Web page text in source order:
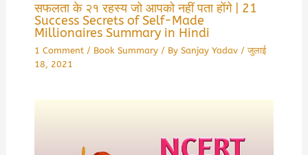
सफलता के २१ रहस्य जो आपको नहीं पता होंगे | 21
Success Secrets of Self-Made
Millionaires Summary in Hindi
1 Comment / Book Summary/ By Sanjay Yadav /जुलाई
18, 2021